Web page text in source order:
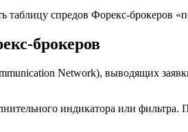
спредов Форекс-брокеров
брокеров
Network), выводящих
индикатора или